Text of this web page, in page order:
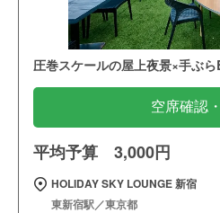
圧巻スケールの屋上夜景×手ぶ
空席確認
平均予算 3,000円
HOLIDAY SKY LOUNGE 新宿
東新宿駅／東京都